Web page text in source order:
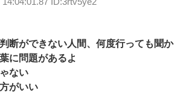
断ができない人間、何度行っても聞か
に問題があるよ
ない
がいい